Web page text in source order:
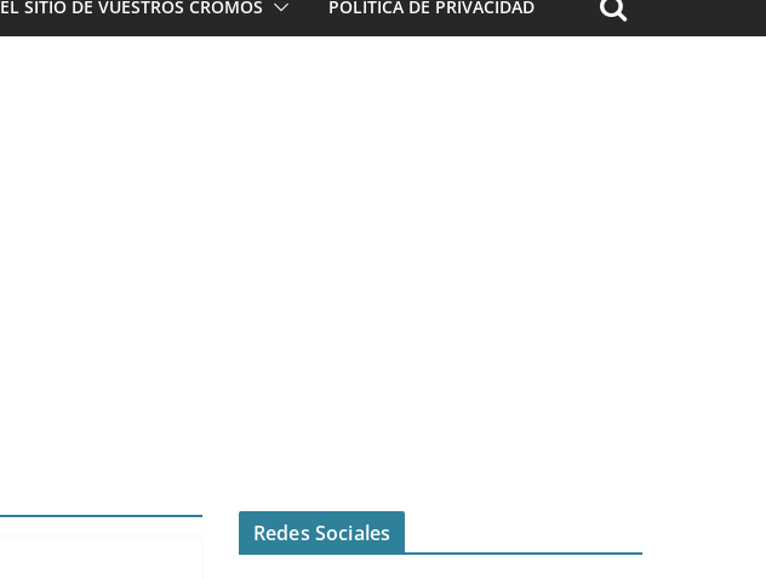
EL SITIO DE VUESTROS CROMOS POLÍTICA DE PRIVACIDAD
Redes Sociales